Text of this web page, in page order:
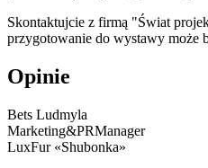
Skontaktujcie z firmą "Świat
przygotowanie do wystawy może
Opinie
Bets Ludmyla
Marketing&PRManager
LuxFur «Shubonka»